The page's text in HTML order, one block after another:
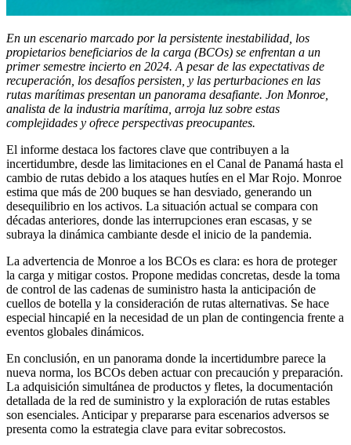
En un escenario marcado por la persistente inestabilidad, los
propietarios beneficiarios de la carga (BCOs) se enfrentan a un
primer semestre incierto en 2024. A pesar de las expectativas de
recuperación, los desafíos persisten, y las perturbaciones en las
rutas marítimas presentan un panorama desafiante. Jon Monroe,
analista de la industria marítima, arroja luz sobre estas
complejidades y ofrece perspectivas preocupantes.
El informe destaca los factores clave que contribuyen a la
incertidumbre, desde las limitaciones en el Canal de Panamá hasta el
cambio de rutas debido a los ataques hutíes en el Mar Rojo. Monroe
estima que más de 200 buques se han desviado, generando un
desequilibrio en los activos. La situación actual se compara con
décadas anteriores, donde las interrupciones eran escasas, y se
subraya la dinámica cambiante desde el inicio de la pandemia.
La advertencia de Monroe a los BCOs es clara: es hora de proteger
la carga y mitigar costos. Propone medidas concretas, desde la toma
de control de las cadenas de suministro hasta la anticipación de
cuellos de botella y la consideración de rutas alternativas. Se hace
especial hincapié en la necesidad de un plan de contingencia frente a
eventos globales dinámicos.
En conclusión, en un panorama donde la incertidumbre parece la
nueva norma, los BCOs deben actuar con precaución y preparación.
La adquisición simultánea de productos y fletes, la documentación
detallada de la red de suministro y la exploración de rutas estables
son esenciales. Anticipar y prepararse para escenarios adversos se
presenta como la estrategia clave para evitar sobrecostos.